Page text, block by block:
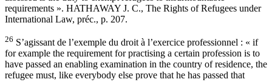
requirements ». HATHAWAY J. C., The Rights of Refugees under
International Law, préc., p. 207.
26 S’agissant de l’exemple du droit à l’exercice professionnel : « if
for example the requirement for practising a certain profession is to
have passed an enabling examination in the country of residence, the
refugee must, like everybody else prove that he has passed that